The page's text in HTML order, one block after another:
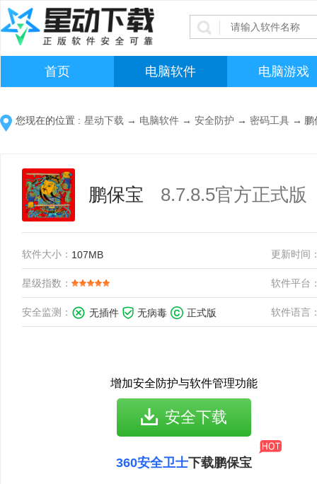
首页 电脑软件 电脑游戏
您现在的位置 : 星动下载 → 电脑软件 → 安全防护 → 密码工具 → 鹏
鹏保宝 8.7.8.5官方正式版
软件大小： 107MB 更新时间
星级指数： 软件平台
安全监测： 无插件 无病毒 正式版 软件语言
增加安全防护与软件管理功能
安全下载
360安全卫士下载鹏保宝